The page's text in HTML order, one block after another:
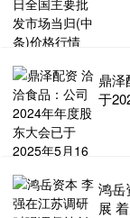
鼎泽
于
鸿岳
展